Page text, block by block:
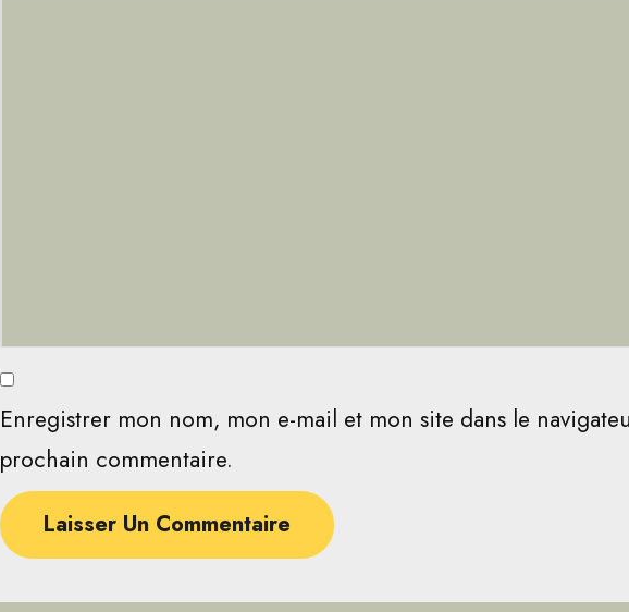
Enregistrer mon nom, mon e-mail et mon site dans le
prochain commentaire.